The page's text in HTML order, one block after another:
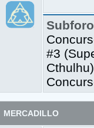
#3
Cthulhu)
MERCADILLO